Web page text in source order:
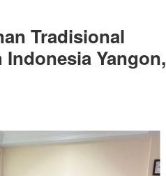
Tradisional
Indonesia Yangon,